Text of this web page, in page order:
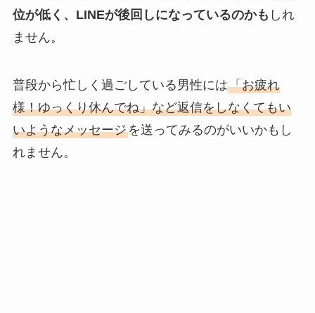
位が低く、LINEが後回しになっているのかも しれ
ません。
普段から忙しく過ごしている男性には「お疲れ
様！ゆっくり休んでね」など返信をしなくてもい
いようなメッセージを送ってみるのがいいかもし
れません。